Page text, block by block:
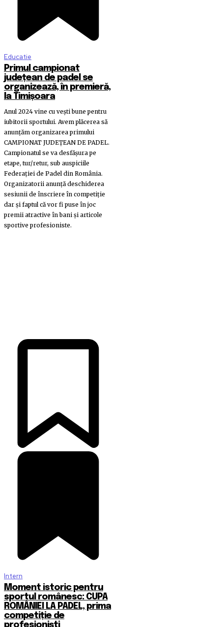
Educatie
Primul campionat
județean de padel se
organizează, în premieră,
la Timișoara
Anul 2024 vine cu vești bune pentru
iubitorii sportului. Avem plăcerea să
anunțăm organizarea primului
CAMPIONAT JUDEȚEAN DE PADEL.
Campionatul se va desfășura pe
etape, tur/retur, sub auspiciile
Federației de Padel din România.
Organizatorii anunță deschiderea
sesiunii de înscriere în competiție
dar și faptul că vor fi puse în joc
premii atractive în bani și articole
sportive profesioniste.
Intern
Moment istoric pentru
sportul românesc: CUPA
ROMÂNIEI LA PADEL, prima
competiție de
profesioniști